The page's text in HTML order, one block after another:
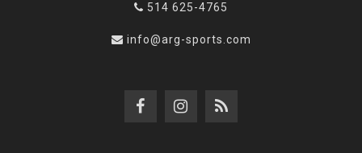
514 625-4765
info@arg-sports.com